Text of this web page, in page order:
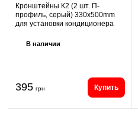
Кронштейны К2 (2 шт. П-
профиль, серый) 330x500mm
для установки кондиционера
В наличии
395 грн Купить